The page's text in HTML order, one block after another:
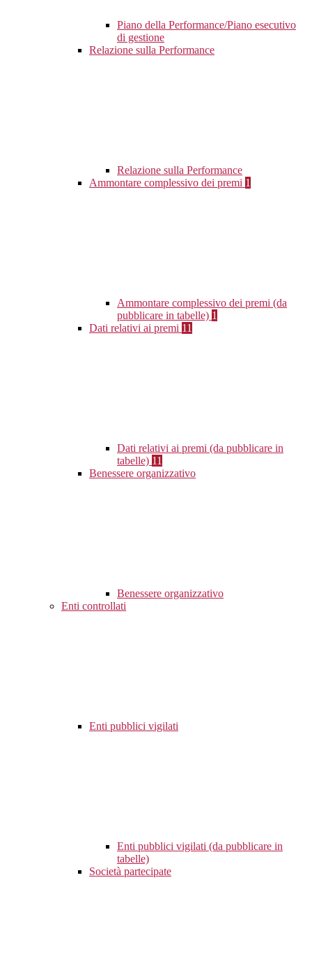
Piano della Performance/Piano esecutivo
di gestione
Relazione sulla Performance
Relazione sulla Performance
Ammontare complessivo dei premi 1
Ammontare complessivo dei premi (da
pubblicare in tabelle) 1
Dati relativi ai premi 11
Dati relativi ai premi (da pubblicare in
tabelle) 11
Benessere organizzativo
Benessere organizzativo
Enti controllati
Enti pubblici vigilati
Enti pubblici vigilati (da pubblicare in
tabelle)
Società partecipate